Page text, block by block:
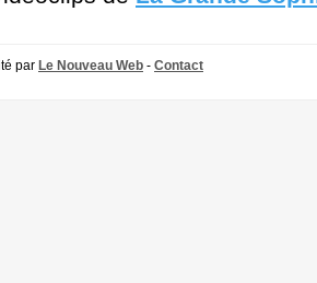
par Le Nouveau Web - Contact